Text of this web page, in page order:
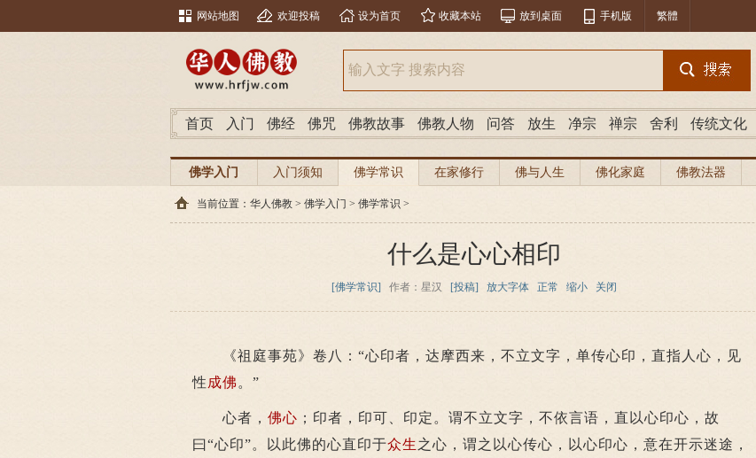
网站地图 欢迎投稿 设为首页 收藏本站 放到桌面 手机版 繁體
首页 入门 佛经 佛咒 佛教故事 佛教人物 问答 放生 净宗 禅宗 舍利 传统文化
佛学入门 入门须知 佛学常识 在家修行 佛与人生 佛化家庭 佛教法器
当前位置： 华人佛教 > 佛学入门 > 佛学常识 >
什么是心心相印
[佛学常识] 作者：星汉 [投稿] 放大字体 正常 缩小 关闭
《祖庭事苑》卷八：“心印者，达摩西来，不立文字，单传心印，直指人心，见
性 成佛 。”
心者， 佛心 ；印者，印可、印定。谓不立文字，不依言语，直以心印心，故
曰“心印”。以此佛的心直印于众生之心，谓之以心传心，以心印心，意在开示迷途，